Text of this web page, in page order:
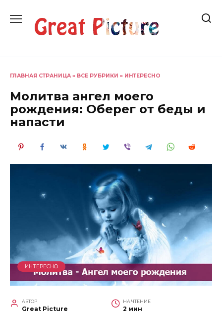
содержанию
ГЛАВНАЯ СТРАНИЦА » ВСЕ РУБРИКИ » ИНТЕРЕСНО
Молитва ангел моего
рождения: Оберег от беды и
напасти
ИНТЕРЕСНО
АВТОР
Great Picture
НА ЧТЕНИЕ
2 мин